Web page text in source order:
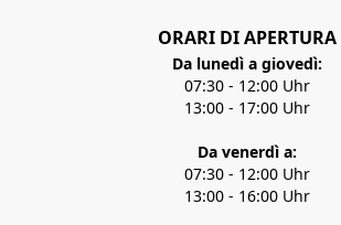
ORARI DI APERTURA
Da lunedì a giovedì:
07:30 - 12:00 Uhr
13:00 - 17:00 Uhr
Da venerdì a:
07:30 - 12:00 Uhr
13:00 - 16:00 Uhr